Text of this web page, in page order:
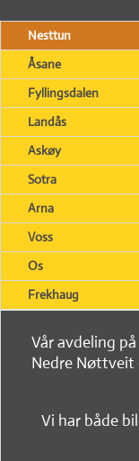
Nesttun
Åsane
Fyllingsdalen
Landås
Askøy
Sotra
Arna
Voss
Os
Frekhaug
Vår avdeling
Nedre Nøttveit
Vi har både